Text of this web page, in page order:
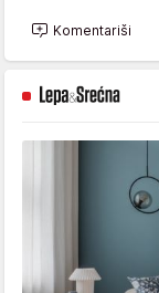
Komentariši